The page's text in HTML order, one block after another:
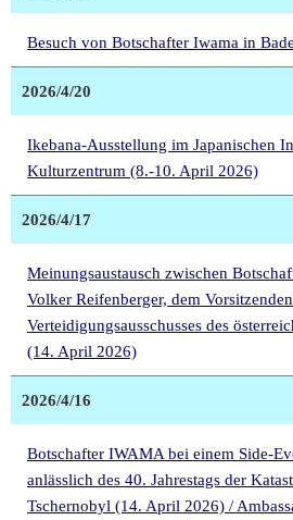
Besuch von Botschafter Iwama in
2026/4/20
Ikebana-Ausstellung im Japanischen
Kulturzentrum (8.-10. April 2026)
2026/4/17
Meinungsaustausch zwischen
Volker Reifenberger, dem
Verteidigungsausschusses des
(14. April 2026)
2026/4/16
Botschafter IWAMA bei einem Side-
anlässlich des 40. Jahrestags der
Tschernobyl (14. April 2026) /